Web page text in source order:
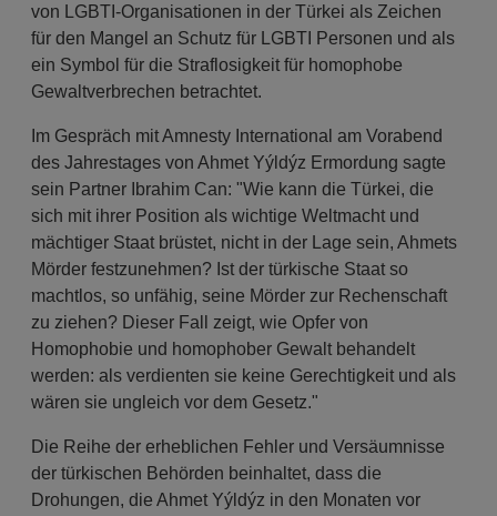
von LGBTI-Organisationen in der Türkei als Zeichen
für den Mangel an Schutz für LGBTI Personen und als
ein Symbol für die Straflosigkeit für homophobe
Gewaltverbrechen betrachtet.
Im Gespräch mit Amnesty International am Vorabend
des Jahrestages von Ahmet Yýldýz Ermordung sagte
sein Partner Ibrahim Can: "Wie kann die Türkei, die
sich mit ihrer Position als wichtige Weltmacht und
mächtiger Staat brüstet, nicht in der Lage sein, Ahmets
Mörder festzunehmen? Ist der türkische Staat so
machtlos, so unfähig, seine Mörder zur Rechenschaft
zu ziehen? Dieser Fall zeigt, wie Opfer von
Homophobie und homophober Gewalt behandelt
werden: als verdienten sie keine Gerechtigkeit und als
wären sie ungleich vor dem Gesetz."
Die Reihe der erheblichen Fehler und Versäumnisse
der türkischen Behörden beinhaltet, dass die
Drohungen, die Ahmet Yýldýz in den Monaten vor